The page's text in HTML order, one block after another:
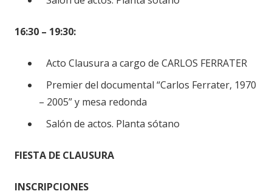
16:30 – 19:30:
Acto Clausura a cargo de CARLOS FERRATER
Premier del documental “Carlos Ferrater, 1970
– 2005” y mesa redonda
Salón de actos. Planta sótano
FIESTA DE CLAUSURA
INSCRIPCIONES